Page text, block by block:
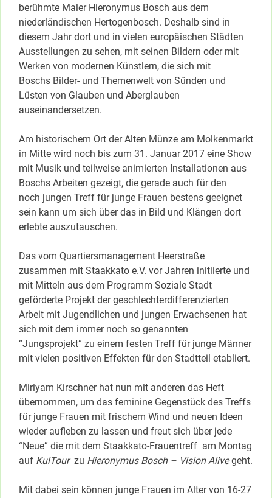
berühmte Maler Hieronymus Bosch aus dem
niederländischen Hertogenbosch. Deshalb sind in
diesem Jahr dort und in vielen europäischen Städten
Ausstellungen zu sehen, mit seinen Bildern oder mit
Werken von modernen Künstlern, die sich mit
Boschs Bilder- und Themenwelt von Sünden und
Lüsten von Glauben und Aberglauben
auseinandersetzen.
Am historischem Ort der Alten Münze am Molkenmarkt
in Mitte wird noch bis zum 31. Januar 2017 eine Show
mit Musik und teilweise animierten Installationen aus
Boschs Arbeiten gezeigt, die gerade auch für den
noch jungen Treff für junge Frauen bestens geeignet
sein kann um sich über das in Bild und Klängen dort
erlebte auszutauschen.
Das vom Quartiersmanagement Heerstraße
zusammen mit Staakkato e.V. vor Jahren initiierte und
mit Mitteln aus dem Programm Soziale Stadt
geförderte Projekt der geschlechterdifferenzierten
Arbeit mit Jugendlichen und jungen Erwachsenen hat
sich mit dem immer noch so genannten
“Jungsprojekt” zu einem festen Treff für junge Männer
mit vielen positiven Effekten für den Stadtteil etabliert.
Miriyam Kirschner hat nun mit anderen das Heft
übernommen, um das feminine Gegenstück des Treffs
für junge Frauen mit frischem Wind und neuen Ideen
wieder aufleben zu lassen und freut sich über jede
“Neue” die mit dem Staakkato-Frauentreff am Montag
auf KulTour zu Hieronymus Bosch – Vision Alivegeht.
Mit dabei sein können junge Frauen im Alter von 16-27